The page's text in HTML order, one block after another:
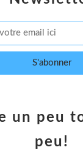
un peu
peu!